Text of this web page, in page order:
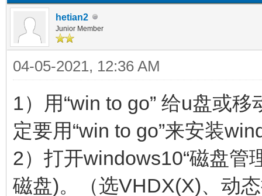
hetian2
Junior Member
04-05-2021, 12:36 AM
1）用“win to go” 给u盘或
定要用“win to go”来安装
2）打开windows10“磁盘管
磁盘)。（选VHDX(X)、动